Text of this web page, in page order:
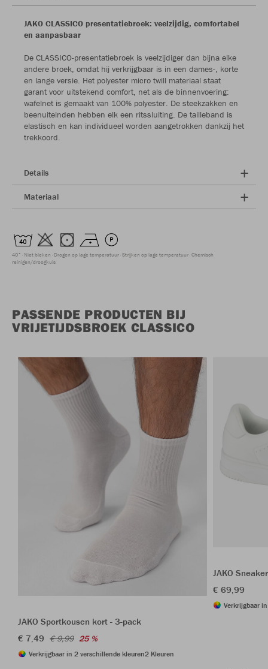
JAKO CLASSICO presentatiebroek: veelzijdig, comfortabel
en aanpasbaar
De CLASSICO-presentatiebroek is veelzijdiger dan bijna elke
andere broek, omdat hij verkrijgbaar is in een dames-, korte
en lange versie. Het polyester micro twill materiaal staat
garant voor uitstekend comfort, net als de binnenvoering:
wafelnet is gemaakt van 100% polyester. De steekzakken en
beenuiteinden hebben elk een ritssluiting. De tailleband is
elastisch en kan individueel worden aangetrokken dankzij het
trekkoord.
Details
Materiaal
40° Niet bleken Drogen op lage temperatuur Strijken op lage temperatuur Chemisch
reinigen/droogkuis
PASSENDE PRODUCTEN BIJ
VRIJETIJDSBROEK CLASSICO
JAKO Sportkousen kort - 3-pack
€ 7,49 € 9,99 25 %
Verkrijgbaar in 2 verschillende kleuren2 Kleuren
JAKO
€ 69,99
Verkrijgbaar